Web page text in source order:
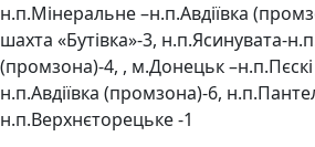
н.п.Мінеральне –н.п.Авдіївка
шахта «Бутівка»-3, н.п.Ясинувата-
(промзона)-4, , м.Донецьк –н.п.Пєскі
н.п.Авдіївка (промзона)-6,
н.п.Верхнєторецьке -1